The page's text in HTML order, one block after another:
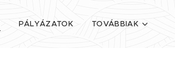
PÁLYÁZATOK TOVÁBBIAK